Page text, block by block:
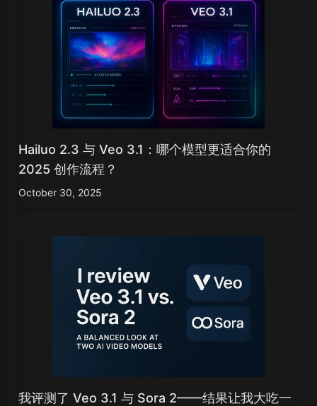
Hailuo 2.3 与 Veo 3.1：哪个模型更适合你的
2025 创作流程？
October 30, 2025
我评测了 Veo 3.1 与 Sora 2——结果让我大吃一